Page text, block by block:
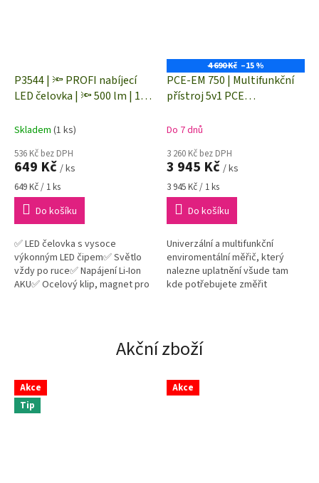
P3544 | 🔦 PROFI nabíjecí
LED čelovka | 🔦 500 lm | 120
Skladem (1 ks)
536 Kč bez DPH
649 Kč / ks
Měrná
cena:
649 Kč / 1 ks
Do košíku
✅ LED čelovka s vysoce
výkonným LED čipem✅ Světlo
vždy po ruce✅ Napájení Li-Ion
AKU✅ Ocelový klip, magnet pro
4 690 Kč –15 %
PCE-EM 750 | Multifunkční
přístroj 5v1 PCE
anemometr, LUXmetr,
komunikace
Do 7 dnů
3 260 Kč bez DPH
3 945 Kč / ks
Měrná
cena:
3 945 Kč / 1 ks
Do košíku
Univerzální a multifunkční
enviromentální měřič, který
nalezne uplatnění všude tam
kde potřebujete změřit
Akční zboží
Akce
Tip
Akce